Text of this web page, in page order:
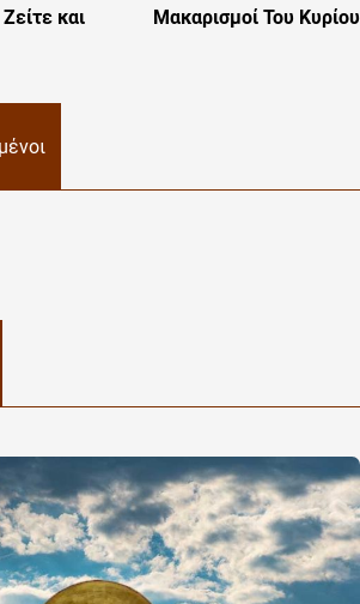
και
Μακαρισμοί Του Κυρίου